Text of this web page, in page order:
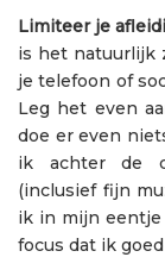
Limiteer je
is het natuurlijk
je telefoon of
Leg het even
doe er even
ik achter de
(inclusief fijn
ik in mijn
focus dat ik